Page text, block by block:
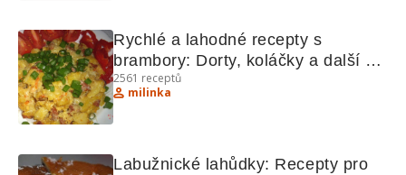
Rychlé a lahodné recepty s
brambory: Dorty, koláčky a další
lahůdky
2561 receptů
milinka
Labužnické lahůdky: Recepty pro